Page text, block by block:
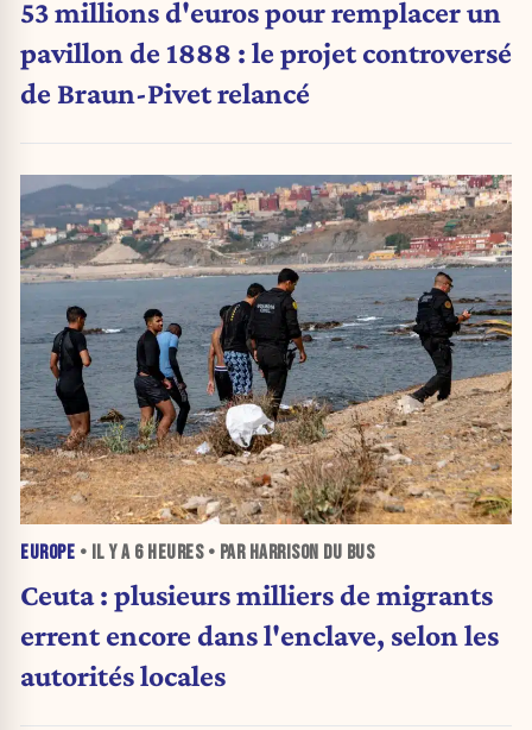
53 millions d'euros pour remplacer un
pavillon de 1888 : le projet controversé
de Braun-Pivet relancé
EUROPE • IL Y A 6 HEURES• PAR HARRISON DU BUS
Ceuta : plusieurs milliers de migrants
errent encore dans l'enclave, selon les
autorités locales